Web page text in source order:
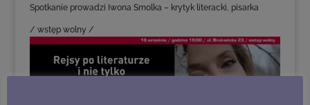
Spotkanie prowadzi Iwona Smolka – krytyk literacki, pisarka
/ wstęp wolny /